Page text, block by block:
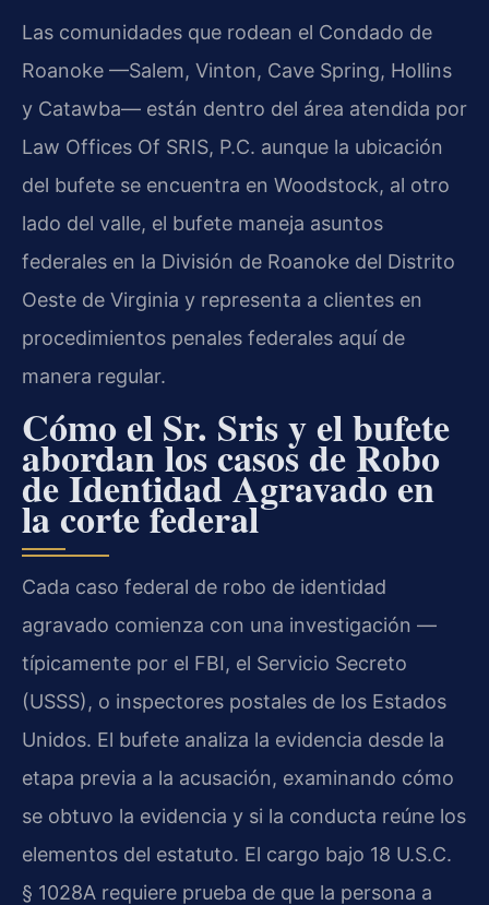
Las comunidades que rodean el Condado de
Roanoke —Salem, Vinton, Cave Spring, Hollins
y Catawba— están dentro del área atendida por
Law Offices Of SRIS, P.C. aunque la ubicación
del bufete se encuentra en Woodstock, al otro
lado del valle, el bufete maneja asuntos
federales en la División de Roanoke del Distrito
Oeste de Virginia y representa a clientes en
procedimientos penales federales aquí de
manera regular.
Cómo el Sr. Sris y el bufete
abordan los casos de Robo
de Identidad Agravado en
la corte federal
Cada caso federal de robo de identidad
agravado comienza con una investigación —
típicamente por el FBI, el Servicio Secreto
(USSS), o inspectores postales de los Estados
Unidos. El bufete analiza la evidencia desde la
etapa previa a la acusación, examinando cómo
se obtuvo la evidencia y si la conducta reúne los
elementos del estatuto. El cargo bajo 18 U.S.C.
§ 1028A requiere prueba de que la persona a